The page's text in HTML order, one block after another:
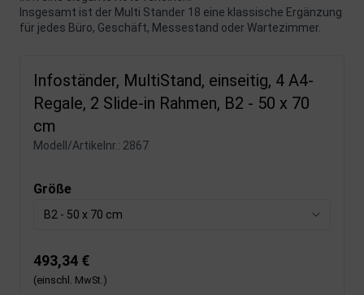
Insgesamt ist der Multi Stander 18 eine klassische Ergänzung
für jedes Büro, Geschäft, Messestand oder Wartezimmer.
Infoständer, MultiStand, einseitig, 4 A4-
Regale, 2 Slide-in Rahmen, B2 - 50 x 70
cm
Modell/Artikelnr.: 2867
Größe
B2 - 50 x 70 cm
493,34 €
(einschl. MwSt.)